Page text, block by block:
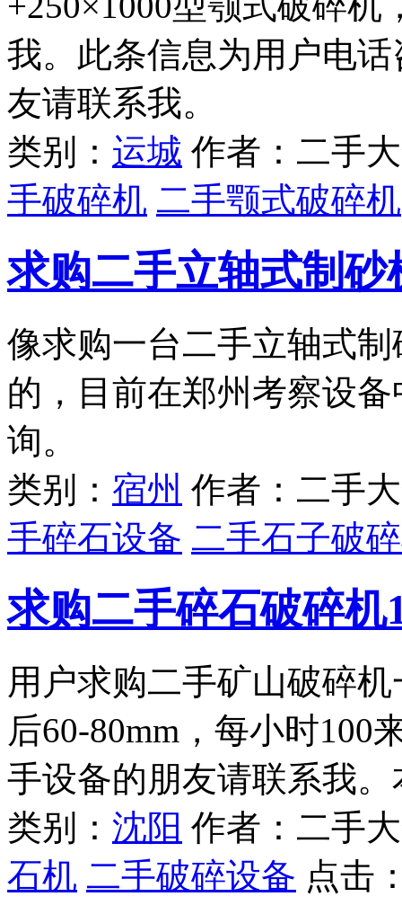
我。此条信息为用户电
友请联系我。
类别： 运城 作者：二手
手破碎机 二手颚式破碎机
求购二手立轴式制砂
像求购一台二手立轴式
的，目前在郑州考察设
询。
类别： 宿州 作者：二手
手碎石设备 二手石子破
求购二手碎石破碎机
用户求购二手矿山破碎
后60-80mm，每小时100
手设备的朋友请联系我
类别： 沈阳 作者：二手
石机 二手破碎设备 点击